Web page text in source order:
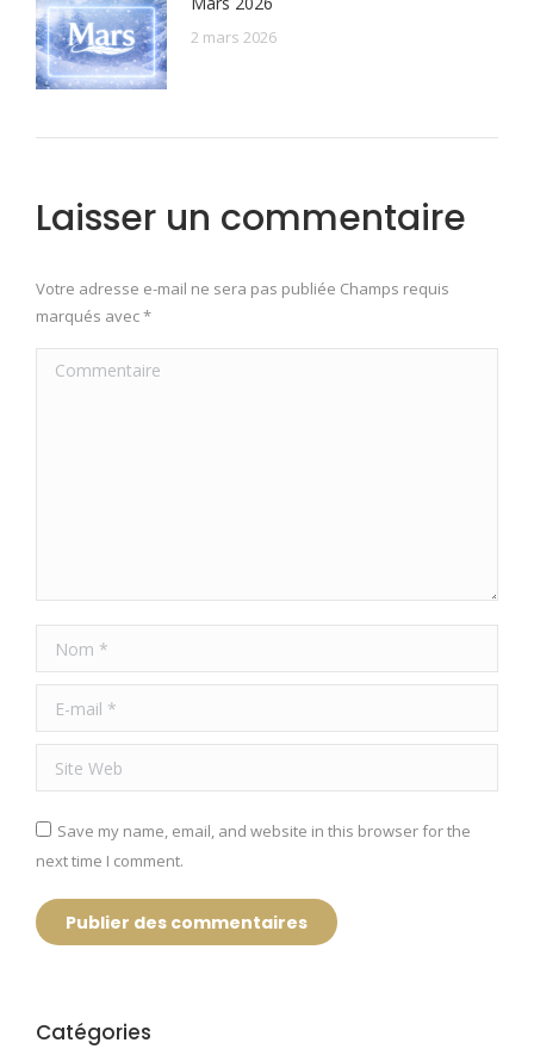
2 mars 2026
Laisser un commentaire
Votre adresse e-mail ne sera pas publiée Champs requis
marqués avec*
Commentaire
Nom *
E-mail *
Site Web
Save my name, email, and website in this browser for the
next time I comment.
Publier des commentaires
Catégories